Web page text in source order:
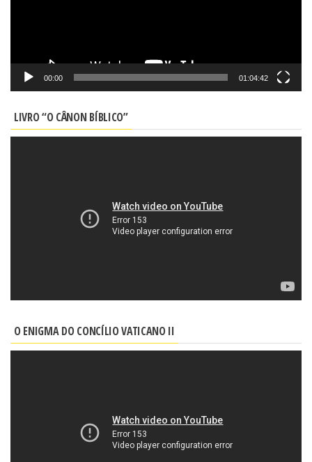
00:00 01:04:42
LIVRO “O CÂNON BÍBLICO”
O ENIGMA DO CONCÍLIO VATICANO II